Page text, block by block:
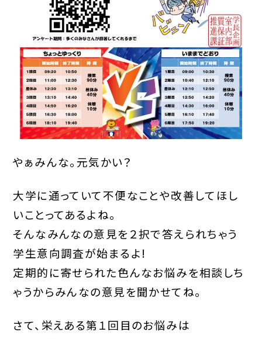
やぁみんな。元気かい？
大学に通っていて不便なことや改善してほし
いことってあるよね。
そんなみんなの意見を２択で答えられちゃう
学生意向調査が始まるよ!
定期的に寄せられた色んなお悩みを相談しち
ゃうからみんなの意見を聞かせてね。
さて、栄えある第１回目のお悩みは